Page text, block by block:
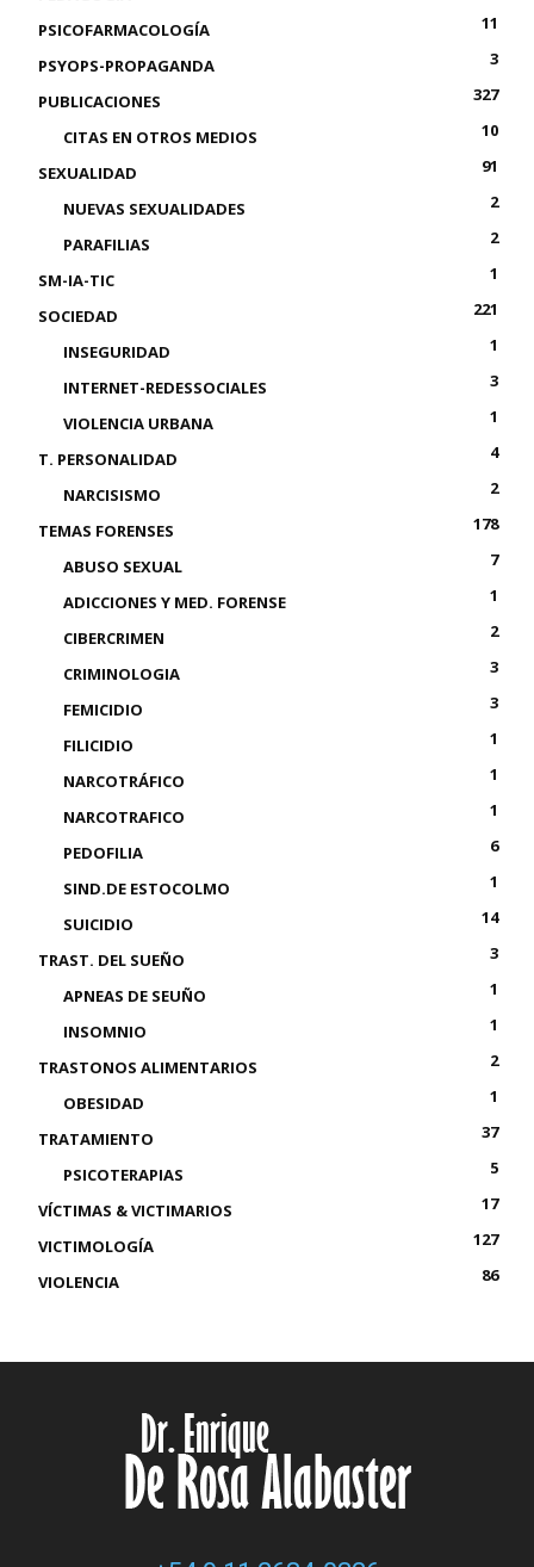
PSICOFARMACOLOGÍA
11
PSYOPS-PROPAGANDA
3
PUBLICACIONES
327
CITAS EN OTROS MEDIOS
10
SEXUALIDAD
91
NUEVAS SEXUALIDADES
2
PARAFILIAS
2
SM-IA-TIC
1
SOCIEDAD
221
INSEGURIDAD
1
INTERNET-REDESSOCIALES
3
VIOLENCIA URBANA
1
T. PERSONALIDAD
4
NARCISISMO
2
TEMAS FORENSES
178
ABUSO SEXUAL
7
ADICCIONES Y MED. FORENSE
1
CIBERCRIMEN
2
CRIMINOLOGIA
3
FEMICIDIO
3
FILICIDIO
1
NARCOTRÁFICO
1
NARCOTRAFICO
1
PEDOFILIA
6
SIND.DE ESTOCOLMO
1
SUICIDIO
14
TRAST. DEL SUEÑO
3
APNEAS DE SEUÑO
1
INSOMNIO
1
TRASTONOS ALIMENTARIOS
2
OBESIDAD
1
TRATAMIENTO
37
PSICOTERAPIAS
5
VÍCTIMAS & VICTIMARIOS
17
VICTIMOLOGÍA
127
VIOLENCIA
86